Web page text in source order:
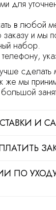
для
в любой
заказу и мы
набор.
сделать
же мы
И
ПО